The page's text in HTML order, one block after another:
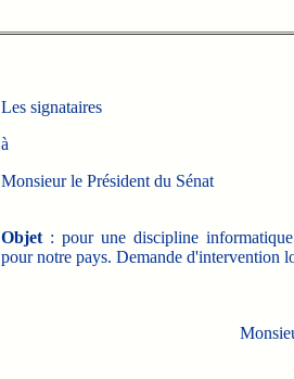
Les signataires
à
Monsieur le Président du Sénat
Objet: pour une discipline informatique
pour notre pays. Demande d'intervention